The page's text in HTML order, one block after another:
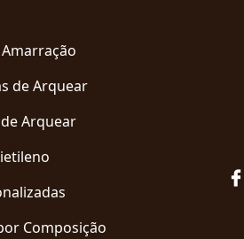
de Arquear
Arquear
Composição